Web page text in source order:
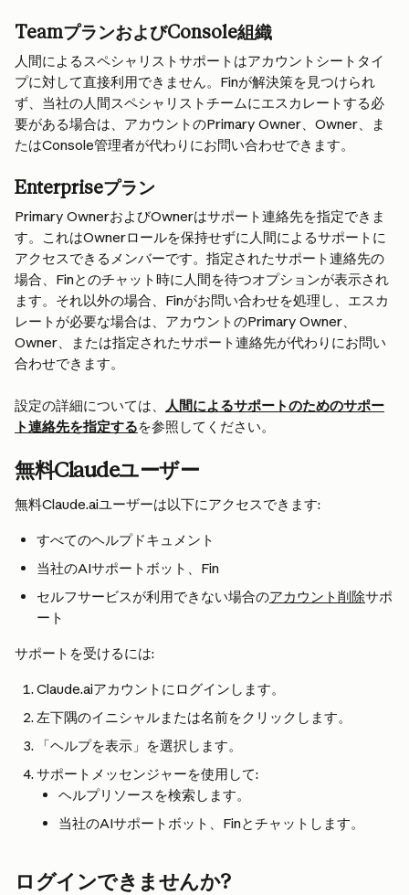
TeamプランおよびConsole組織
人間によるスペシャリストサポートはアカウントシートタイ
プに対して直接利用できません。Finが解決策を見つけられ
ず、当社の人間スペシャリストチームにエスカレートする必
要がある場合は、アカウントのPrimary Owner、Owner、ま
たはConsole管理者が代わりにお問い合わせできます。
Enterpriseプラン
Primary OwnerおよびOwnerはサポート連絡先を指定できま
す。これはOwnerロールを保持せずに人間によるサポートに
アクセスできるメンバーです。指定されたサポート連絡先の
場合、Finとのチャット時に人間を待つオプションが表示され
ます。それ以外の場合、Finがお問い合わせを処理し、エスカ
レートが必要な場合は、アカウントのPrimary Owner、
Owner、または指定されたサポート連絡先が代わりにお問い
合わせできます。
設定の詳細については、
人間によるサポートのためのサポー
ト連絡先を指定するを参照してください。
無料Claudeユーザー
無料Claude.aiユーザーは以下にアクセスできます:
すべてのヘルプドキュメント
当社のAIサポートボット、Fin
セルフサービスが利用できない場合のアカウント削除サポ
ート
サポートを受けるには:
Claude.aiアカウントにログインします。
左下隅のイニシャルまたは名前をクリックします。
「ヘルプを表示」を選択します。
サポートメッセンジャーを使用して:
ヘルプリソースを検索します。
当社のAIサポートボット、Finとチャットします。
ログインできませんか?